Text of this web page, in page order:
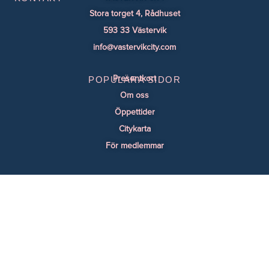
Stora torget 4, Rådhuset
593 33 Västervik
info@vastervikcity.com
POPULÄRA SIDOR
Presentkort
Om oss
Öppettider
Citykarta
För medlemmar